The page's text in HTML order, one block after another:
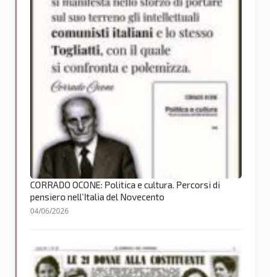
CORRADO OCONE: Politica e cultura. Percorsi di
pensiero nell’Italia del Novecento
04/06/2026